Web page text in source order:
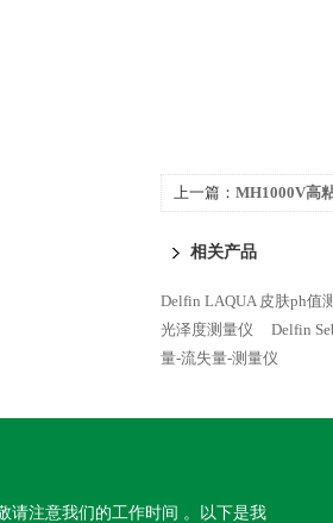
上一篇： MH1000V高
相关产品
Delfin LAQUA 皮肤ph值
光泽度测量仪
Delfin
量-流失量-测量仪
请注意我们的工作时间 。以下是我